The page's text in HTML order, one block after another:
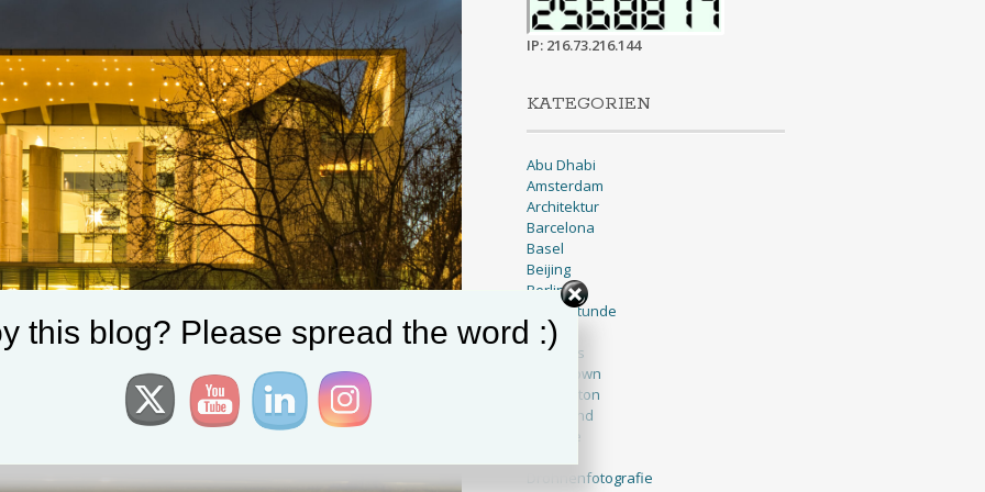
IP: 216.73.216.144
KATEGORIEN
Abu Dhabi
Amsterdam
Architektur
Barcelona
Basel
Beijing
Berlin
Blaue Stunde
BNW
Brussels
Cape Town
Charleston
Cleveland
Cologne
Drohnenfotografie
this blog? Please spread the word :)